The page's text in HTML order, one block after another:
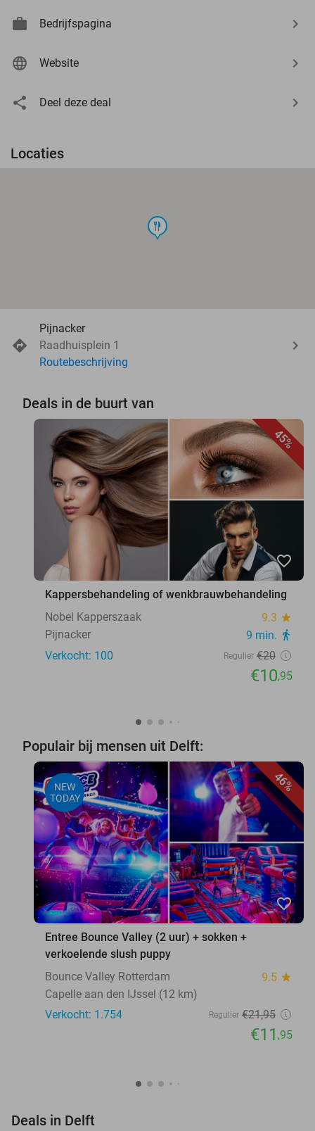
Bedrijfspagina
Website
Deel deze deal
Locaties
food
Pijnacker
Raadhuisplein 1
Routebeschrijving
Deals in de buurt van
45%
favorite_border
Kappersbehandeling of wenkbrauwbehandeling
Nobel Kapperszaak
9.3 star
Pijnacker 9 min. directions_walk
Verkocht: 100 Regulier €20
€10,95
Populair bij mensen uit Delft:
46%
NEW
TODAY
favorite_border
Entree Bounce Valley (2 uur) + sokken +
verkoelende slush puppy
Bounce Valley Rotterdam
9.5 star
Capelle aan den IJssel (12 km)
Verkocht: 1.754
Regulier €21,95
€11 ,95
Deals in Delft